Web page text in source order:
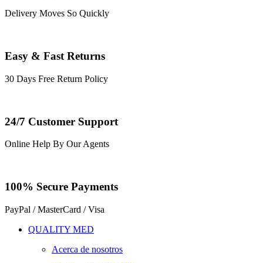
Delivery Moves So Quickly
Easy & Fast Returns
30 Days Free Return Policy
24/7 Customer Support
Online Help By Our Agents
100% Secure Payments
PayPal / MasterCard / Visa
QUALITY MED
Acerca de nosotros